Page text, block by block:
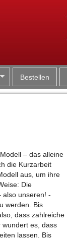
Bestellen
– das alleine
die Kurzarbeit
aus, um ihre
Die
also unseren! -
werden. Bis
dass zahlreiche
wundert es, dass
lassen. Bis